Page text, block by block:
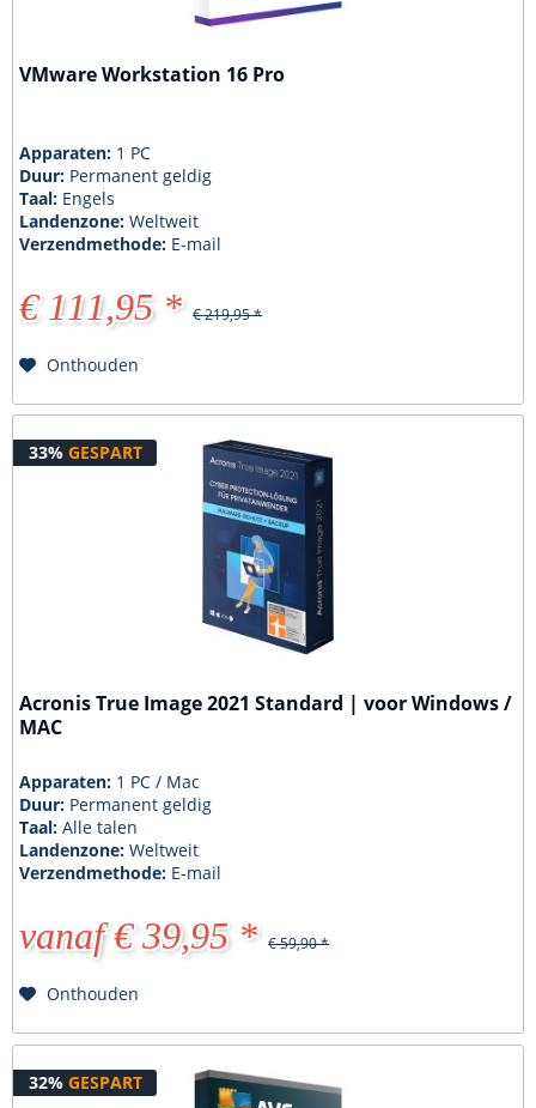
VMware Workstation 16 Pro
Apparaten: 1 PC
Duur: Permanent geldig
Taal: Engels
Landenzone:Weltweit
Verzendmethode: E-mail
€ 111,95 * € 219,95 *
Onthouden
33% GESPART
Acronis True Image 2021 Standard | voor Windows /
MAC
Apparaten: 1 PC / Mac
Duur: Permanent geldig
Taal:Alle talen
Landenzone:Weltweit
Verzendmethode: E-mail
vanaf € 39,95 * € 59,90 *
Onthouden
32% GESPART